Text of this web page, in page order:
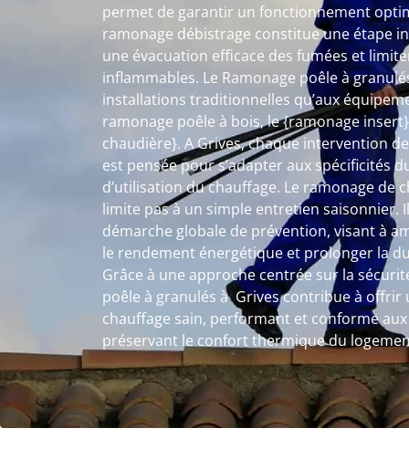
permet de garantir un fonctionnement
ramonage débistrage constitue une étape
une évacuation efficace des fumées et
inflammables. Le Ramonage poêle à
installations traditionnelles qu’aux
ramonage poêle à bois, le {ramonage
chaudière}. A Grives, chaque intervention
est pensée pour s’adapter aux spécificités
d’utilisation du chauffage. Le ramonage de
limite pas à un simple entretien saisonnier.
démarche globale de prévention, visant à
le rendement énergétique et prolonger la
Grâce à une approche centrée sur la
poêle à granulés à Grives contribue à offrir
chauffage sain, performant et conforme
préservant le confort thermique du